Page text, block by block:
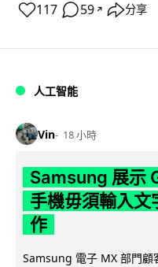
117 59 ↗ 分享
人工智能
Vin 18 小時
Samsung 展示
手機毋須輸入文
作
Samsung 電子 MX 部門顧